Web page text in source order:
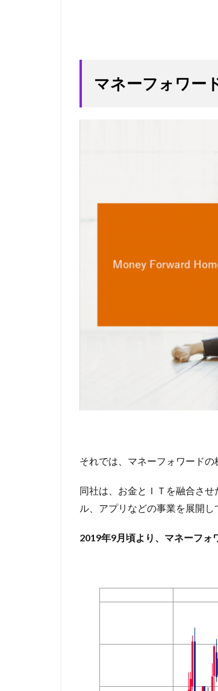
マネーフォワー
それでは、マネーフォワードの
同社は、お金とＩＴを融合さ
ル、アプリなどの事業を展開し
2019年9月頃より、マネーフォ